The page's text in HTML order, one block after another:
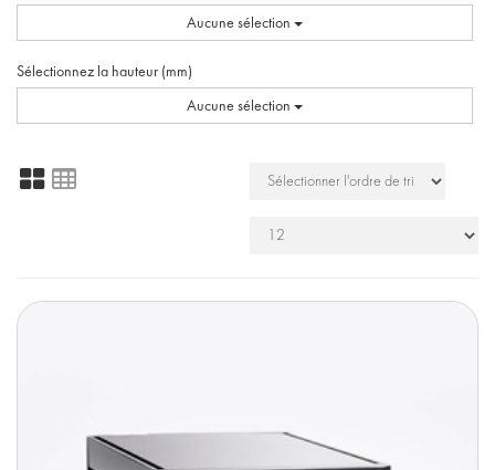
Aucune sélection
Sélectionnez la hauteur (mm)
Aucune sélection